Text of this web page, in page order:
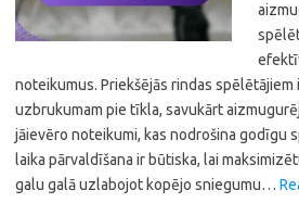
noteikumus. Priekšējās rindas
uzbrukumam pie tīkla, savukārt
jāievēro noteikumi, kas nodrošina godīgu
laika pārvaldīšana ir būtiska, lai
galu galā uzlabojot kopējo sniegumu…